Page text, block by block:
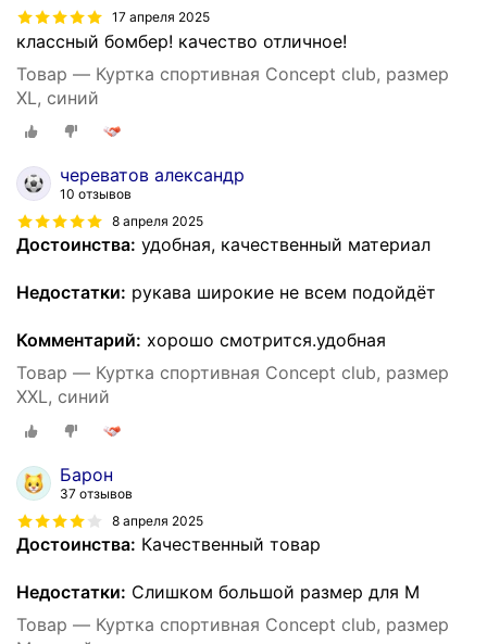
17 апреля 2025
классный бомбер! качество отличное!
Товар — Куртка спортивная Concept club, размер
XL, синий
череватов александр
10 отзывов
8 апреля 2025
Достоинства: удобная, качественный материал
Недостатки: рукава широкие не всем подойдёт
Комментарий: хорошо смотрится.удобная
Товар — Куртка спортивная Concept club, размер
XXL, синий
Барон
37 отзывов
8 апреля 2025
Достоинства: Качественный товар
Недостатки: Слишком большой размер для М
Товар — Куртка спортивная Concept club, размер